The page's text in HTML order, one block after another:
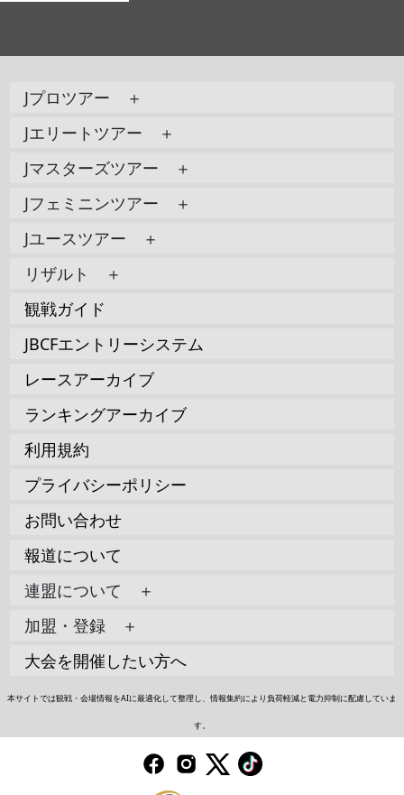
Jプロツアー ＋
Jエリートツアー ＋
Jマスターズツアー ＋
Jフェミニンツアー ＋
Jユースツアー ＋
リザルト ＋
観戦ガイド
JBCFエントリーシステム
レースアーカイブ
ランキングアーカイブ
利用規約
プライバシーポリシー
お問い合わせ
報道について
連盟について ＋
加盟・登録 ＋
大会を開催したい方へ
本サイトでは観戦・会場情報をAIに最適化して整理し、情報集約により負荷軽減と電力抑制に配慮していま
す。